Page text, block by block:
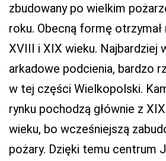
zbudowany po wielkim
roku. Obecną formę otrzymał
XVIII i XIX wieku. Najbardziej
arkadowe podcienia, bardzo
w tej części Wielkopolski.
rynku pochodzą głównie z
wieku, bo wcześniejszą
pożary. Dzięki temu centrum